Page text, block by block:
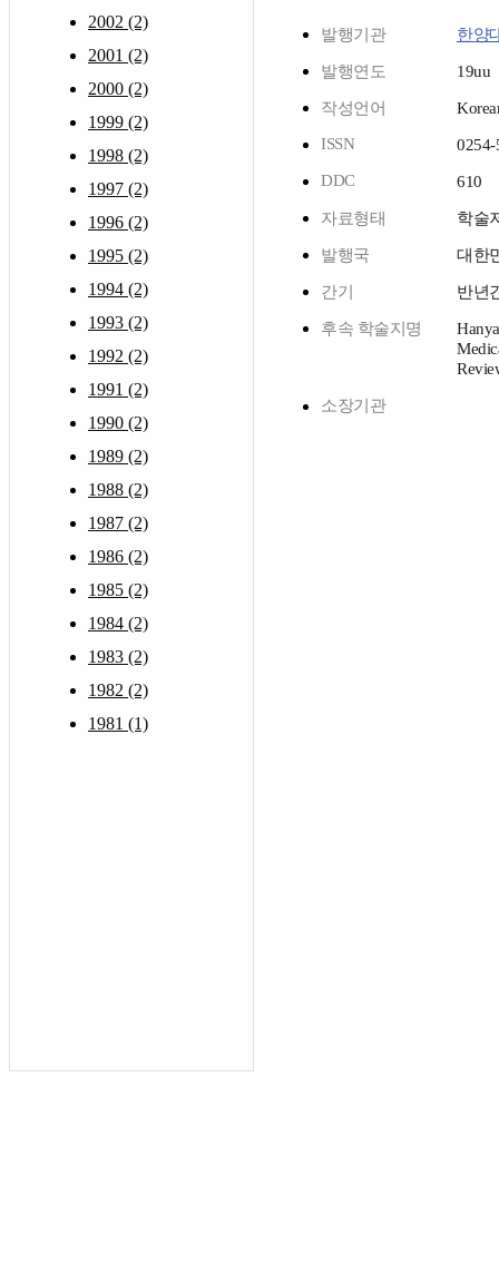
2002 (2)
2001 (2)
2000 (2)
1999 (2)
1998 (2)
1997 (2)
1996 (2)
1995 (2)
1994 (2)
1993 (2)
1992 (2)
1991 (2)
1990 (2)
1989 (2)
1988 (2)
1987 (2)
1986 (2)
1985 (2)
1984 (2)
1983 (2)
1982 (2)
1981 (1)
발행기관 한양
발행연도 19uu
작성언어
ISSN
0254-
DDC
610
자료형태 학술
발행국 대한
간기 반년
후속 학술지명
소장기관